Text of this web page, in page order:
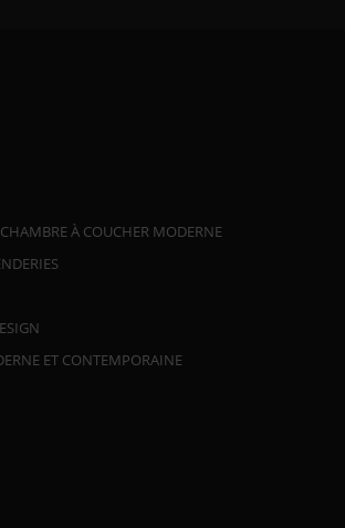
À COUCHER MODERNE
ET CONTEMPORAINE